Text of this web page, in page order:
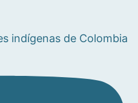
indígenas de Colombia